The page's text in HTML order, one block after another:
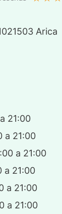
Arica
21:00
a 21:00
a 21:00
a 21:00
a 21:00
a 21:00